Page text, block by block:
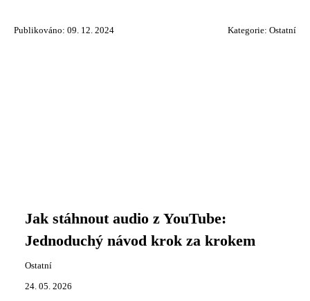
Publikováno: 09. 12. 2024 Kategorie: Ostatní
Jak stáhnout audio z YouTube:
Jednoduchý návod krok za krokem
Ostatní
24. 05. 2026